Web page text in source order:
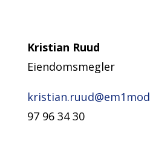
Kristian Ruud
Eiendomsmegler
97 96 34 30